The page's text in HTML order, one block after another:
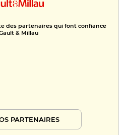
des partenaires qui font confiance
& Millau
PARTENAIRES